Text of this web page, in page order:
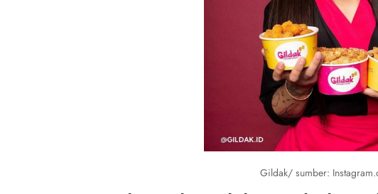
Gildak/ sumber: